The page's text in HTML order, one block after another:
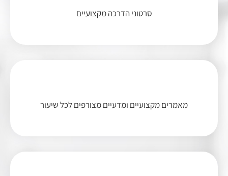
סרטוני הדרכה מקצועיים
מאמרים מקצועיים ומדעיים מצורפים לכל שיעור